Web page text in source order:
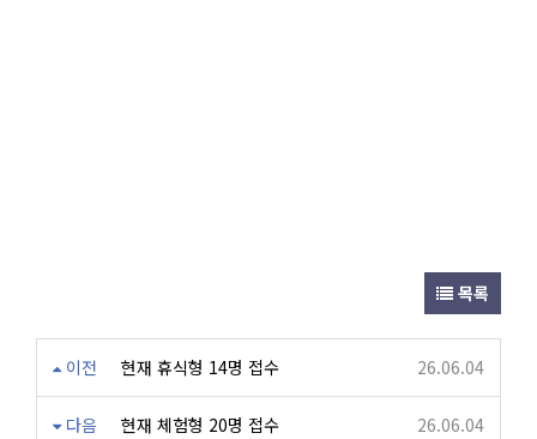
목록
이전 현재 휴식형 14명 접수 26.06.04
다음 현재 체험형 20명 접수 26.06.04